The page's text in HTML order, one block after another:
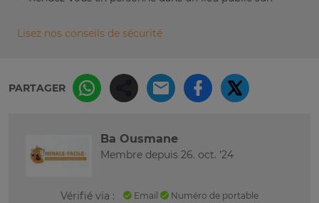
Lisez nos conseils de sécurité
PARTAGER
Ba Ousmane
Membre depuis 26. oct. '24
Vérifié via : Email Numéro de portable